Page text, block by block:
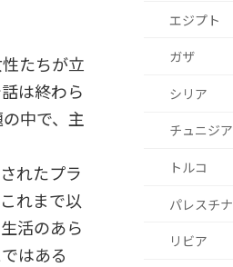
たちが立
は終わら
中で、主
れたプラ
れまで以
活のあら
はある
エジプト
ガザ
シリア
チュニジア
トルコ
パレスチナ
リビア